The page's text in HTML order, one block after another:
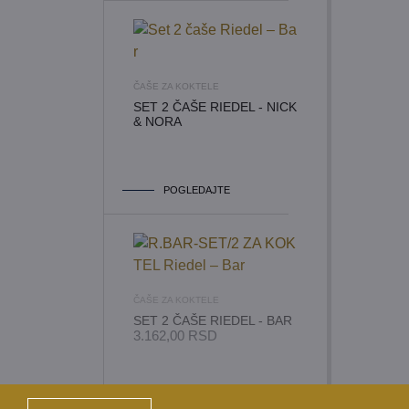
ČAŠE ZA KOKTELE
SET 2 ČAŠE RIEDEL - NICK
& NORA
POGLEDAJTE
ČAŠE ZA KOKTELE
SET 2 ČAŠE RIEDEL - BAR
3.162,00 RSD